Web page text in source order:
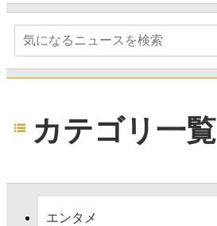
カテゴリ一覧
エンタメ